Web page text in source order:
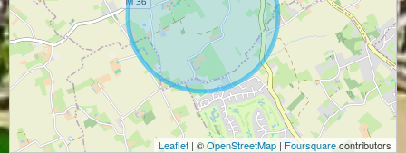
Leaflet | ©OpenStreetMap | Foursquarecontributors